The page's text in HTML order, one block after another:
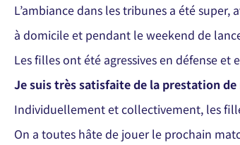
L’ambiance dans les tribunes a été
à domicile et pendant le weekend de
Les filles ont été agressives en défense
Je suis très satisfaite de la prestation de
Individuellement et collectivement, les
On a toutes hâte de jouer le prochain